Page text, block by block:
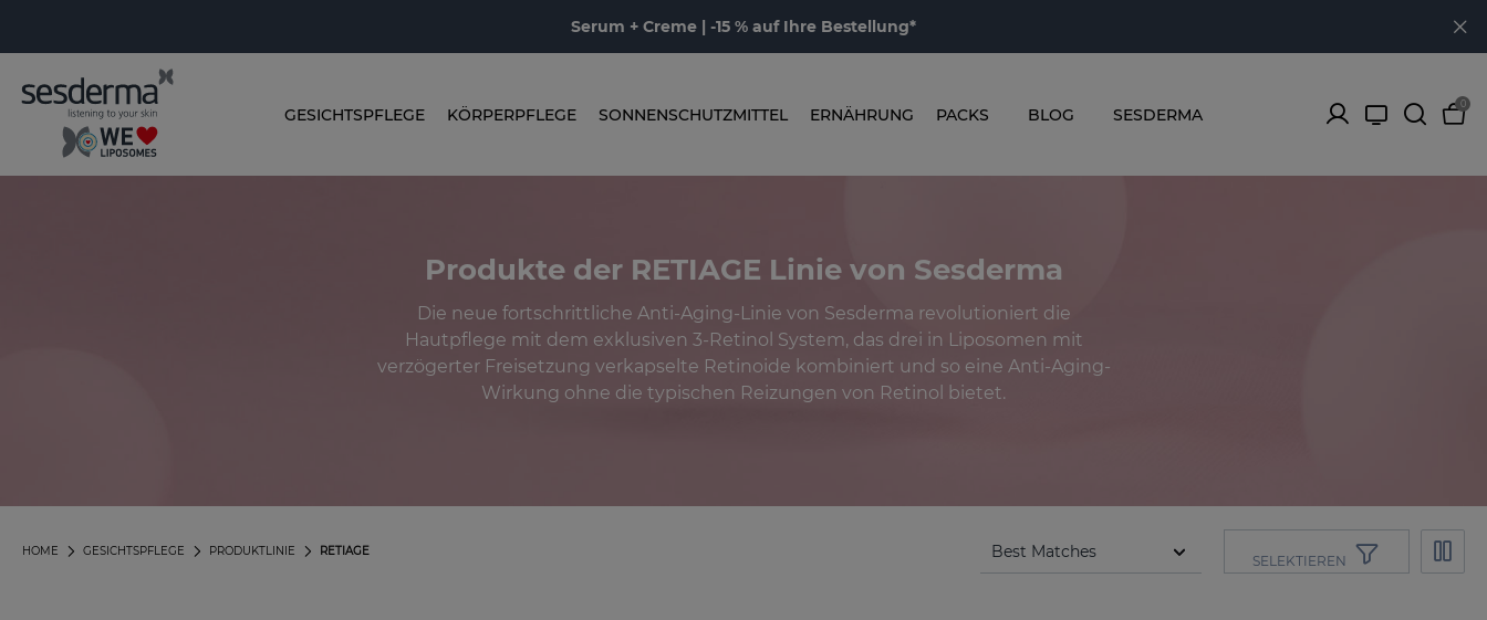
Serum + Creme | -15 % auf Ihre Bestellung*
GESICHTSPFLEGE KÖRPERPFLEGE SONNENSCHUTZMITTEL ERNÄHRUNG PACKS BLOG SESDERMA
0
Produkte der RETIAGE Linie von Sesderma
Die neue fortschrittliche Anti-Aging-Linie von Sesderma revolutioniert die
Hautpflege mit dem exklusiven 3-Retinol System, das drei in Liposomen mit
verzögerter Freisetzung verkapselte Retinoide kombiniert und so eine Anti-Aging-
Wirkung ohne die typischen Reizungen von Retinol bietet.
RETIAGE
PRODUKTLINIE
GESICHTSPFLEGE
HOME
SELEKTIEREN